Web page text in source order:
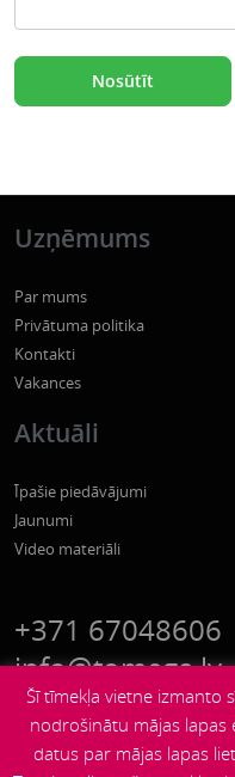
Uzņēmums
Par mums
Privātuma politika
Kontakti
Vakances
Aktuāli
Īpašie piedāvājumi
Jaunumi
Video materiāli
+371 67048606
info@tomega.lv
Šī tīmekļa vietne izmanto
nodrošinātu mājas lapas
datus par mājas lapas